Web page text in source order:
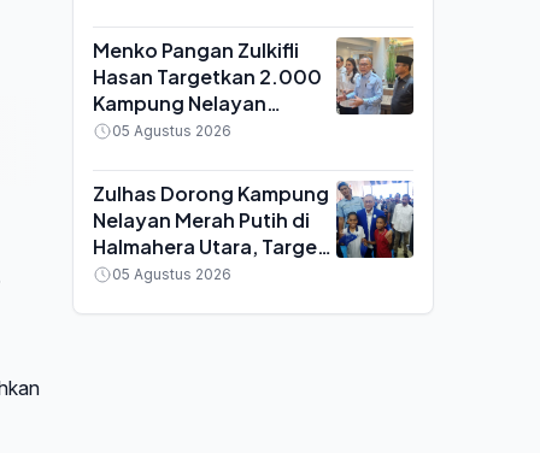
Menko Pangan Zulkifli
Hasan Targetkan 2.000
Kampung Nelayan
Terealisasi 2026, Maluku
Pembangunan
05 Agustus 2026
Zulhas Dorong Kampung
Nelayan Merah Putih di
Halmahera Utara, Target
2.000 Titik Budidaya
05 Agustus 2026